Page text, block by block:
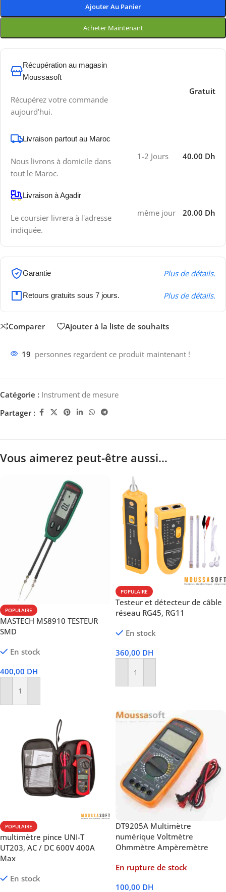
Ajouter Au Panier
Acheter Maintenant
Récupération au magasin
Moussasoft
Récupérez votre commande
aujourd'hui.
Gratuit
Livraison partout au Maroc
Nous livrons à domicile dans
tout le Maroc.
1-2 Jours 40.00 Dh
Livraison à Agadir
Le coursier livrera à l'adresse
indiquée.
même jour 20.00 Dh
Garantie Plus de détails.
Retours gratuits sous 7 jours. Plus de détails.
Comparer Ajouter à la liste de souhaits
19 personnes regardent ce produit maintenant !
Catégorie : Instrument de mesure
Partager :
Vous aimerez peut-être aussi…
POPULAIRE
MASTECH MS8910 TESTEUR
SMD
En stock
400,00 DH
Ajouter Au Panier
POPULAIRE
Testeur et détecteur de câble
réseau RG45, RG11
En stock
360,00 DH
Ajouter Au Panier
POPULAIRE
multimètre pince UNI-T
UT203, AC / DC 600V 400A
Max
En stock
DT9205A Multimètre
numérique Voltmètre
Ohmmètre Ampèremètre
En rupture de stock
100,00 DH